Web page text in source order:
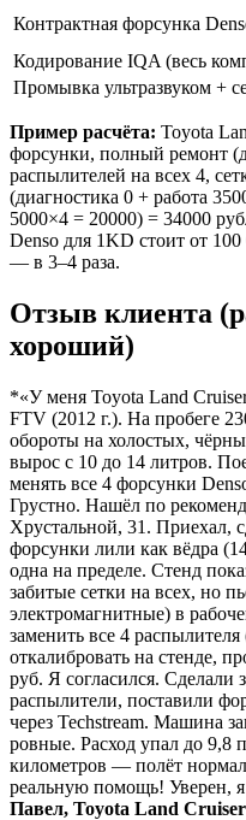
Контрактная форсунка
Кодирование IQA (весь
Промывка ультразвуком +
Пример расчёта: Toyota
форсунки, полный ремонт
распылителей на всех 4,
(диагностика 0 + работа
5000×4 = 20000) = 34000
Denso для 1KD стоит от
— в 3–4 раза.
Отзыв клиента
хороший)
*«У меня Toyota Land
FTV (2012 г.). На пробеге
обороты на холостых,
вырос с 10 до 14 литров.
менять все 4 форсунки
Грустно. Нашёл по
Хрустальной, 31. Приехал,
форсунки лили как вёдра
одна на пределе. Стенд
забитые сетки на всех, но
электромагнитные) в
заменить все 4
откалибровать на стенде,
руб. Я согласился. Сделали
распылители, поставили
через Techstream. Машина
ровные. Расход упал до 9,8
километров — полёт
реальную помощь! Уверен,
Павел, Toyota Land